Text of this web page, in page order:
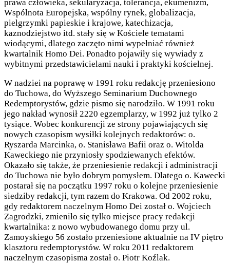
prawa człowieka, sekularyzacja, tolerancja, ekumenizm,
Wspólnota Europejska, wspólny rynek, globalizacja,
pielgrzymki papieskie i krajowe, katechizacja,
kaznodziejstwo itd. stały się w Kościele tematami
wiodącymi, dlatego zaczęto nimi wypełniać również
kwartalnik Homo Dei. Ponadto pojawiły się wywiady z
wybitnymi przedstawicielami nauki i praktyki kościelnej.
W nadziei na poprawę w 1991 roku redakcję przeniesiono
do Tuchowa, do Wyższego Seminarium Duchownego
Redemptorystów, gdzie pismo się narodziło. W 1991 roku
jego nakład wynosił 2220 egzemplarzy, w 1992 już tylko 2
tysiące. Wobec konkurencji ze strony pojawiających się
nowych czasopism wysiłki kolejnych redaktorów: o.
Ryszarda Marcinka, o. Stanisława Bafii oraz o. Witolda
Kaweckiego nie przyniosły spodziewanych efektów.
Okazało się także, że przeniesienie redakcji i administracji
do Tuchowa nie było dobrym pomysłem. Dlatego o. Kawecki
postarał się na początku 1997 roku o kolejne przeniesienie
siedziby redakcji, tym razem do Krakowa. Od 2002 roku,
gdy redaktorem naczelnym Homo Dei został o. Wojciech
Zagrodzki, zmieniło się tylko miejsce pracy redakcji
kwartalnika: z nowo wybudowanego domu przy ul.
Zamoyskiego 56 zostało przeniesione aktualnie na IV piętro
klasztoru redemptorystów. W roku 2011 redaktorem
naczelnym czasopisma został o. Piotr Koźlak.